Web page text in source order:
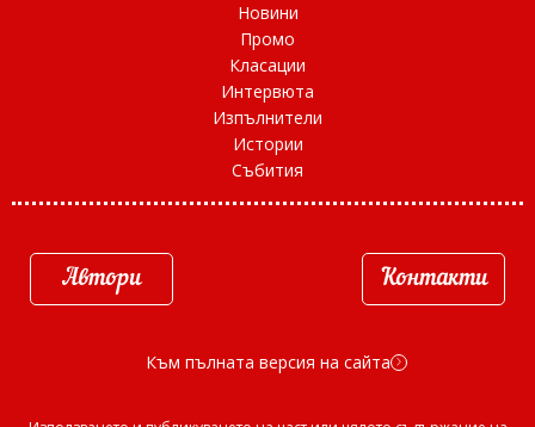
Новини
Промо
Класации
Интервюта
Изпълнители
Истории
Събития
Автори Контакти
Към пълната версия на сайта d